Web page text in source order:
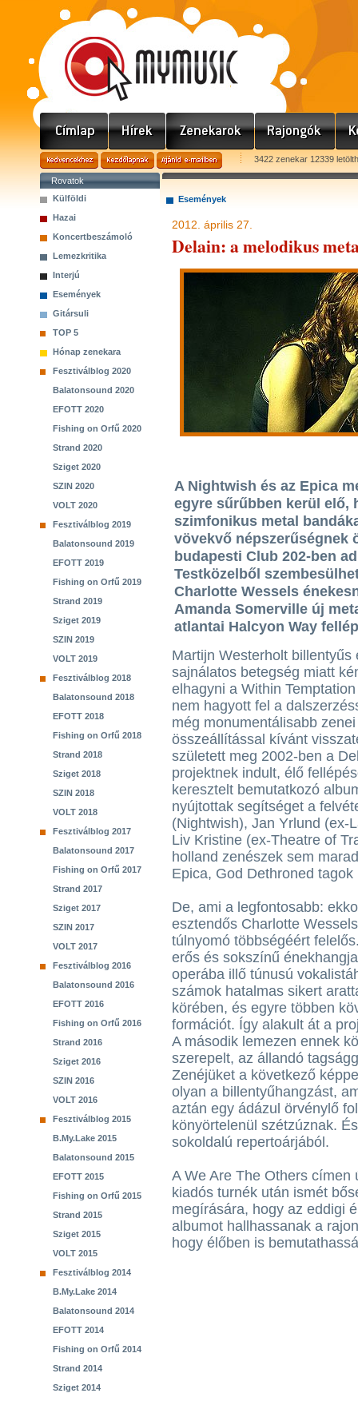
3422 zenekar 12339
Rovatok
Külföldi
Hazai
Koncertbeszámoló
Lemezkritika
Interjú
Események
Gitársuli
TOP 5
Hónap zenekara
Fesztiválblog 2020
Balatonsound 2020
EFOTT 2020
Fishing on Orfű 2020
Strand 2020
Sziget 2020
SZIN 2020
VOLT 2020
Fesztiválblog 2019
Balatonsound 2019
EFOTT 2019
Fishing on Orfű 2019
Strand 2019
Sziget 2019
SZIN 2019
VOLT 2019
Fesztiválblog 2018
Balatonsound 2018
EFOTT 2018
Fishing on Orfű 2018
Strand 2018
Sziget 2018
SZIN 2018
VOLT 2018
Fesztiválblog 2017
Balatonsound 2017
Fishing on Orfű 2017
Strand 2017
Sziget 2017
SZIN 2017
VOLT 2017
Fesztiválblog 2016
Balatonsound 2016
EFOTT 2016
Fishing on Orfű 2016
Strand 2016
Sziget 2016
SZIN 2016
VOLT 2016
Fesztiválblog 2015
B.My.Lake 2015
Balatonsound 2015
EFOTT 2015
Fishing on Orfű 2015
Strand 2015
Sziget 2015
VOLT 2015
Fesztiválblog 2014
B.My.Lake 2014
Balatonsound 2014
EFOTT 2014
Fishing on Orfű 2014
Strand 2014
Sziget 2014
Események
2012. április 27.
Delain: a melodikus
A Nightwish és az Epica
egyre sűrűbben kerül elő,
szimfonikus metal
vövekvő népszerűségnek
budapesti Club 202-ben
Testközelből
Charlotte Wessels
Amanda Somerville új
atlantai Halcyon Way
Martijn Westerholt billentyűs
sajnálatos betegség miatt
elhagyni a Within
nem hagyott fel a
még monumentálisabb zenei
összeállítással kívánt
született meg 2002-ben a
projektnek indult, élő
keresztelt bemutatkozó
nyújtottak segítséget a
(Nightwish), Jan Yrlund (ex-
Liv Kristine (ex-Theatre of
holland zenészek sem
Epica, God Dethroned
De, ami a legfontosabb:
esztendős Charlotte
túlnyomó többségéért
erős és sokszínű
operába illő túnusú
számok hatalmas sikert
körében, és egyre többen
formációt. Így alakult át a
A második lemezen ennek
szerepelt, az állandó
Zenéjüket a következő
olyan a billentyűhangzást,
aztán egy ádázul örvénylő
könyörtelenül szétzúznak.
sokoldalú repertoárjából.
A We Are The Others
kiadós turnék után ismét
megírására, hogy az eddigi
albumot hallhassanak a
hogy élőben is